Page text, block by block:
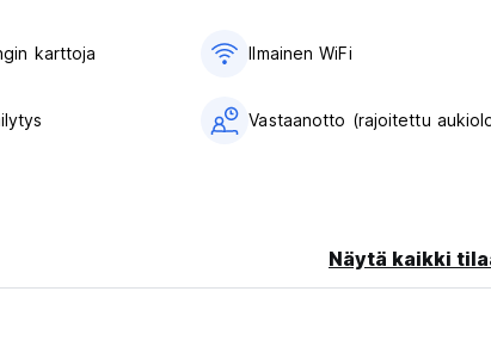
tai saapumatta jättämisestä veloitetaan
karttoja Ilmainen WiFi
Vastaanotto (rajoitettu
Näytä kaikki